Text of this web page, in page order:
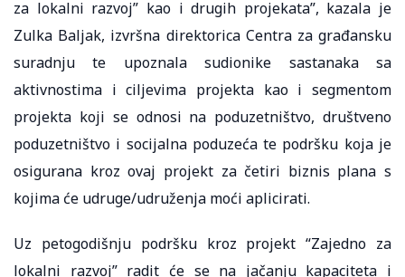
za lokalni razvoj” kao i drugih projekata”, kazala je
Zulka Baljak, izvršna direktorica Centra za građansku
suradnju te upoznala sudionike sastanaka sa
aktivnostima i ciljevima projekta kao i segmentom
projekta koji se odnosi na poduzetništvo, društveno
poduzetništvo i socijalna poduzeća te podršku koja je
osigurana kroz ovaj projekt za četiri biznis plana s
kojima će udruge/udruženja moći aplicirati.
Uz petogodišnju podršku kroz projekt “Zajedno za
lokalni razvoj” radit će se na jačanju kapaciteta i